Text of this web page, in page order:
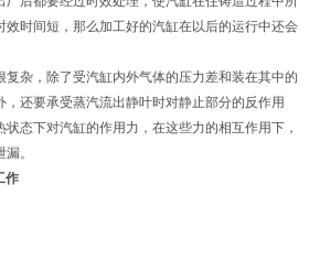
效时间短，那么加工好的汽缸在以后的运行中还会
复杂，除了受汽缸内外气体的压力差和装在其中的
，还要承受蒸汽流出静叶时对静止部分的反作用
态下对汽缸的作用力，在这些力的相互作用下，
。
作